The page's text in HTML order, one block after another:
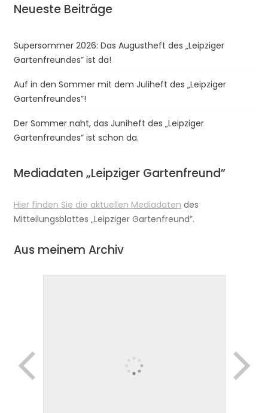
Neueste Beiträge
Supersommer 2026: Das Augustheft des „Leipziger
Gartenfreundes” ist da!
Auf in den Sommer mit dem Juliheft des „Leipziger
Gartenfreundes”!
Der Sommer naht, das Juniheft des „Leipziger
Gartenfreundes” ist schon da.
Mediadaten „Leipziger Gartenfreund”
Hier finden Sie die aktuellen Mediadaten des
Mitteilungsblattes „Leipziger Gartenfreund”.
Aus meinem Archiv